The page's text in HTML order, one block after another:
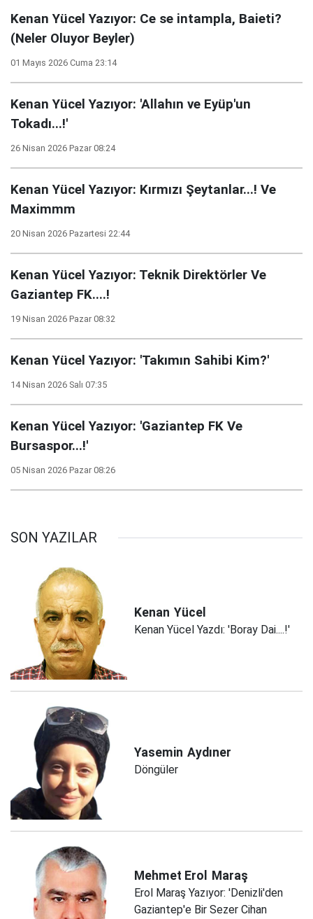
Kenan Yücel Yazıyor: Ce se intampla, Baieti?
(Neler Oluyor Beyler)
01 Mayıs 2026 Cuma 23:14
Kenan Yücel Yazıyor: 'Allahın ve Eyüp'un
Tokadı...!'
26 Nisan 2026 Pazar 08:24
Kenan Yücel Yazıyor: Kırmızı Şeytanlar...! Ve
Maximmm
20 Nisan 2026 Pazartesi 22:44
Kenan Yücel Yazıyor: Teknik Direktörler Ve
Gaziantep FK....!
19 Nisan 2026 Pazar 08:32
Kenan Yücel Yazıyor: 'Takımın Sahibi Kim?'
14 Nisan 2026 Salı 07:35
Kenan Yücel Yazıyor: 'Gaziantep FK Ve
Bursaspor...!'
05 Nisan 2026 Pazar 08:26
SON YAZILAR
Kenan Yücel
Kenan Yücel Yazdı: 'Boray Dai....!'
Yasemin Aydıner
Döngüler
Mehmet Erol Maraş
Erol Maraş Yazıyor: 'Denizli'den
Gaziantep'e Bir Sezer Cihan